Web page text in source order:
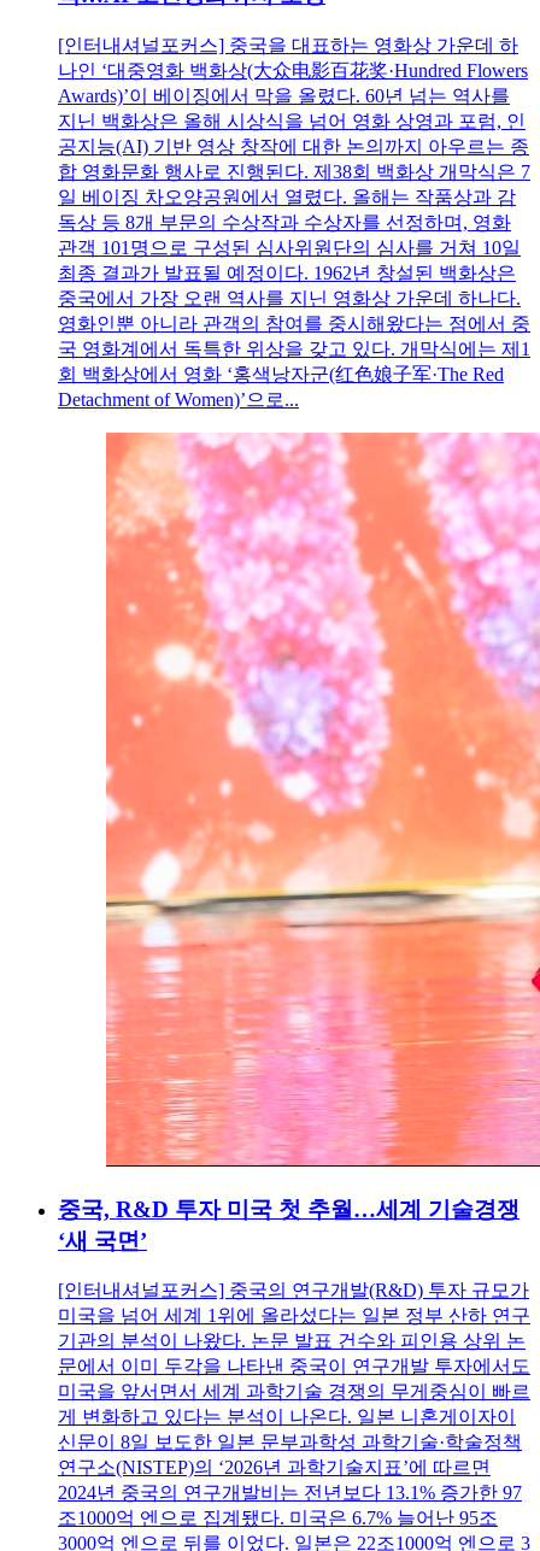
[인터내셔널포커스] 중국을 대표하는 영화상 가운데 하
나인 ‘대중영화 백화상(大众电影百花奖·Hundred Flowers
Awards)’이 베이징에서 막을 올렸다. 60년 넘는 역사를
지닌 백화상은 올해 시상식을 넘어 영화 상영과 포럼, 인
공지능(AI) 기반 영상 창작에 대한 논의까지 아우르는 종
합 영화문화 행사로 진행된다. 제38회 백화상 개막식은 7
일 베이징 차오양공원에서 열렸다. 올해는 작품상과 감
독상 등 8개 부문의 수상작과 수상자를 선정하며, 영화
관객 101명으로 구성된 심사위원단의 심사를 거쳐 10일
최종 결과가 발표될 예정이다. 1962년 창설된 백화상은
중국에서 가장 오랜 역사를 지닌 영화상 가운데 하나다.
영화인뿐 아니라 관객의 참여를 중시해왔다는 점에서 중
국 영화계에서 독특한 위상을 갖고 있다. 개막식에는 제1
회 백화상에서 영화 ‘홍색낭자군(红色娘子军·The Red
Detachment of Women)’으로...
중국, R&D 투자 미국 첫 추월…세계 기술경쟁
‘새 국면’
[인터내셔널포커스] 중국의 연구개발(R&D) 투자 규모가
미국을 넘어 세계 1위에 올라섰다는 일본 정부 산하 연구
기관의 분석이 나왔다. 논문 발표 건수와 피인용 상위 논
문에서 이미 두각을 나타낸 중국이 연구개발 투자에서도
미국을 앞서면서 세계 과학기술 경쟁의 무게중심이 빠르
게 변화하고 있다는 분석이 나온다. 일본 니혼게이자이
신문이 8일 보도한 일본 문부과학성 과학기술·학술정책
연구소(NISTEP)의 ‘2026년 과학기술지표’에 따르면
2024년 중국의 연구개발비는 전년보다 13.1% 증가한 97
조1000억 엔으로 집계됐다. 미국은 6.7% 늘어난 95조
3000억 엔으로 뒤를 이었다. 일본은 22조1000억 엔으로 3